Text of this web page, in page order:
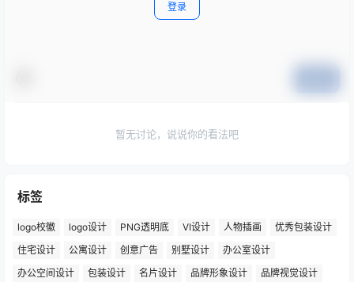
登录
暂无讨论，说说你的看法吧
标签
logo校徽 logo设计 PNG透明底 VI设计 人物插画
优秀包装设计
住宅设计
公寓设计 创意广告 别墅设计
办公室设计
办公空间设计
包装设计 名片设计 品牌形象设计
品牌视觉设计